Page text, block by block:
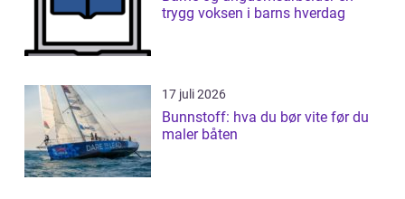
trygg voksen i barns hverdag
17 juli 2026
Bunnstoff: hva du bør vite før du
maler båten